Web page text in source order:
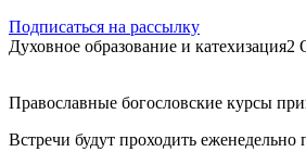
Подписаться на рассылку
Духовное образование и катехизация2
Православные богословские курсы
Встречи будут проходить